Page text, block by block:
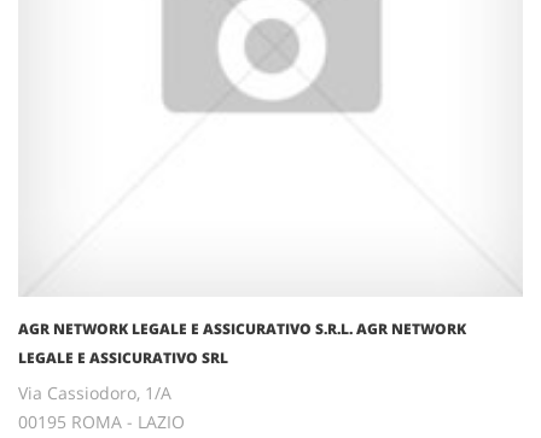
AGR NETWORK LEGALE E ASSICURATIVO S.R.L. AGR NETWORK
LEGALE E ASSICURATIVO SRL
Via Cassiodoro, 1/A
00195 ROMA - LAZIO